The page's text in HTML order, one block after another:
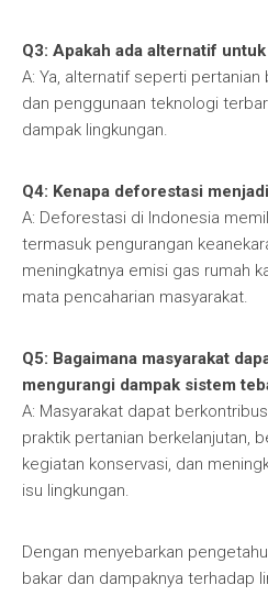
Q3: Apakah ada alternatif
A: Ya, alternatif seperti
dan penggunaan teknologi
dampak lingkungan.
Q4: Kenapa deforestasi
A: Deforestasi di Indonesia
termasuk pengurangan
meningkatnya emisi gas rumah
mata pencaharian masyarakat.
Q5: Bagaimana masyarakat
mengurangi dampak sistem
A: Masyarakat dapat
praktik pertanian berkelanjutan,
kegiatan konservasi, dan
isu lingkungan.
Dengan menyebarkan
bakar dan dampaknya terhadap